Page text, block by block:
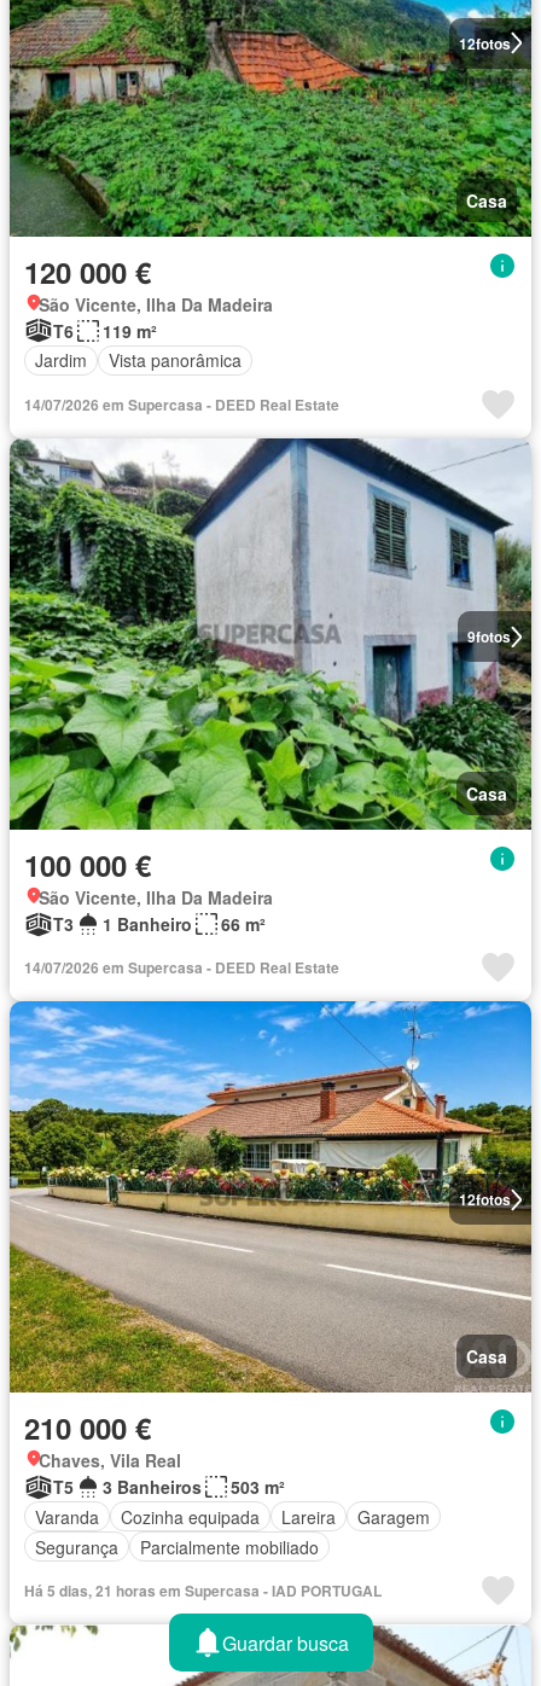
12fotos
Casa
120 000 €
São Vicente, Ilha Da Madeira
T6
119 m²
Jardim
Vista panorâmica
14/07/2026 em Supercasa - DEED Real Estate
9fotos
Casa
100 000 €
São Vicente, Ilha Da Madeira
T3
1 Banheiro 66 m²
14/07/2026 em Supercasa - DEED Real Estate
12fotos
Casa
210 000 €
Chaves, Vila Real
T5
3 Banheiros
503 m²
Varanda
Cozinha equipada Lareira
Garagem
Segurança
Parcialmente mobiliado
Há 5 dias, 21 horas em Supercasa - IAD PORTUGAL
Guardar busca